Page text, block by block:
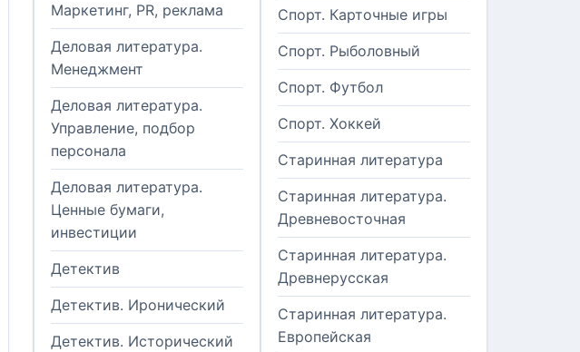
Маркетинг, PR, реклама
Деловая литература.
Менеджмент
Деловая литература.
Управление, подбор
персонала
Деловая литература.
Ценные бумаги,
инвестиции
Детектив
Детектив. Иронический
Детектив. Исторический
Спорт. Карточные игры
Спорт. Рыболовный
Спорт. Футбол
Спорт. Хоккей
Старинная литература
Старинная литература.
Древневосточная
Старинная литература.
Древнерусская
Старинная литература.
Европейская